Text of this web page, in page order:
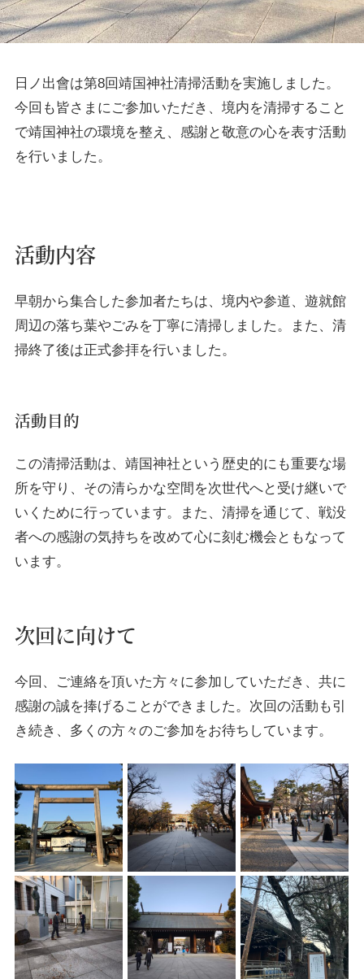
日ノ出會は第8回靖国神社清掃活動を実施しました。
今回も皆さまにご参加いただき、境内を清掃すること
で靖国神社の環境を整え、感謝と敬意の心を表す活動
を行いました。
活動内容
早朝から集合した参加者たちは、境内や参道、遊就館
周辺の落ち葉やごみを丁寧に清掃しました。また、清
掃終了後は正式参拝を行いました。
活動目的
この清掃活動は、靖国神社という歴史的にも重要な場
所を守り、その清らかな空間を次世代へと受け継いで
いくために行っています。また、清掃を通じて、戦没
者への感謝の気持ちを改めて心に刻む機会ともなって
います。
次回に向けて
今回、ご連絡を頂いた方々に参加していただき、共に
感謝の誠を捧げることができました。次回の活動も引
き続き、多くの方々のご参加をお待ちしています。